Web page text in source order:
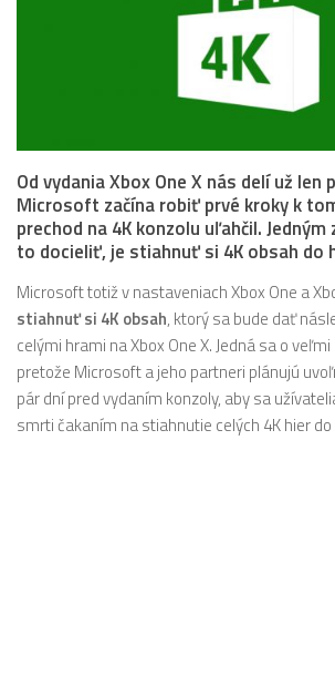
Od vydania Xbox One X nás delí už len
Microsoft začína robiť prvé kroky k
prechod na 4K konzolu uľahčil.
to docieliť, je stiahnuť si 4K obsah do
Microsoft totiž v nastaveniach Xbox One a
stiahnuť si 4K obsah, ktorý sa bude dať
celými hrami na Xbox One X. Jedná sa o
pretože Microsoft a jeho partneri plánujú
pár dní pred vydaním konzoly, aby sa
smrti čakaním na stiahnutie celých 4K hier